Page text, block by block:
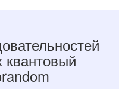
квантовый